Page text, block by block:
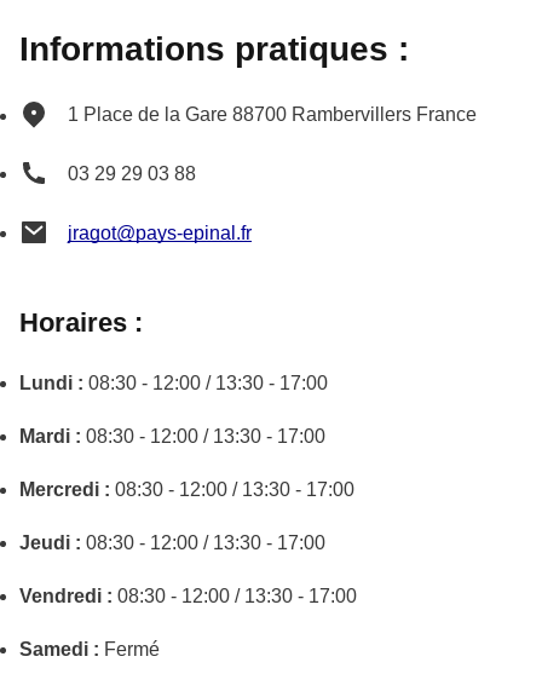
Informations pratiques :
1 Place de la Gare 88700 Rambervillers France
03 29 29 03 88
jragot@pays-epinal.fr
Horaires :
Lundi : 08:30 - 12:00 / 13:30 - 17:00
Mardi : 08:30 - 12:00 / 13:30 - 17:00
Mercredi : 08:30 - 12:00 / 13:30 - 17:00
Jeudi : 08:30 - 12:00 / 13:30 - 17:00
Vendredi : 08:30 - 12:00 / 13:30 - 17:00
Samedi : Fermé